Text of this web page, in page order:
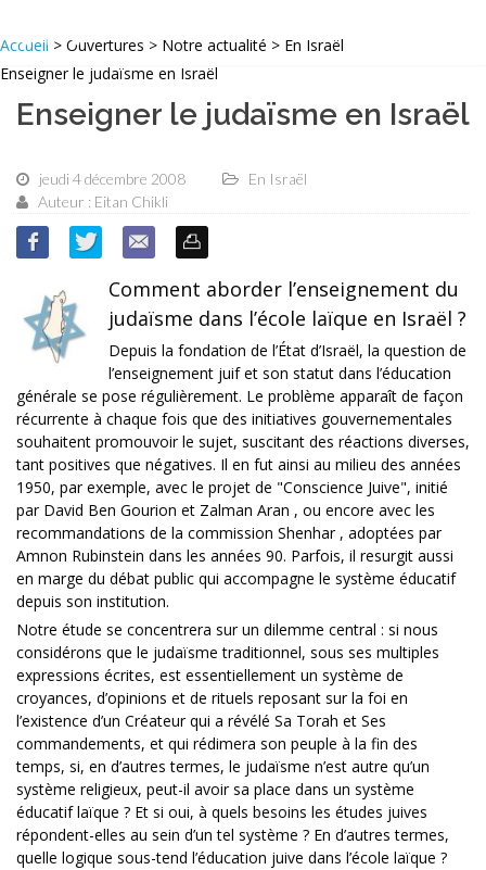
Accueil > Ouvertures > Notre actualité > En Israël
Enseigner le judaïsme en Israël
Enseigner le judaïsme en Israël
jeudi 4 décembre 2008
En Israël
Auteur : Eitan Chikli
Comment aborder l’enseignement du
judaïsme dans l’école laïque en Israël ?
Depuis la fondation de l’État d’Israël, la question de
l’enseignement juif et son statut dans l’éducation
générale se pose régulièrement. Le problème apparaît de façon
récurrente à chaque fois que des initiatives gouvernementales
souhaitent promouvoir le sujet, suscitant des réactions diverses,
tant positives que négatives. Il en fut ainsi au milieu des années
1950, par exemple, avec le projet de "Conscience Juive", initié
par David Ben Gourion et Zalman Aran , ou encore avec les
recommandations de la commission Shenhar , adoptées par
Amnon Rubinstein dans les années 90. Parfois, il resurgit aussi
en marge du débat public qui accompagne le système éducatif
depuis son institution.
Notre étude se concentrera sur un dilemme central : si nous
considérons que le judaïsme traditionnel, sous ses multiples
expressions écrites, est essentiellement un système de
croyances, d’opinions et de rituels reposant sur la foi en
l’existence d’un Créateur qui a révélé Sa Torah et Ses
commandements, et qui rédimera son peuple à la fin des
temps, si, en d’autres termes, le judaïsme n’est autre qu’un
système religieux, peut-il avoir sa place dans un système
éducatif laïque ? Et si oui, à quels besoins les études juives
répondent-elles au sein d’un tel système ? En d’autres termes,
quelle logique sous-tend l’éducation juive dans l’école laïque ?